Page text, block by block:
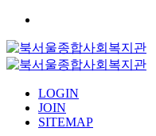
LOGIN
JOIN
SITEMAP